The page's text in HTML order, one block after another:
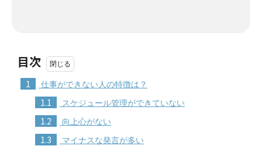
目次
1 仕事ができない人の特徴は？
1.1 スケジュール管理ができていない
1.2 向上心がない
1.3 マイナスな発言が多い